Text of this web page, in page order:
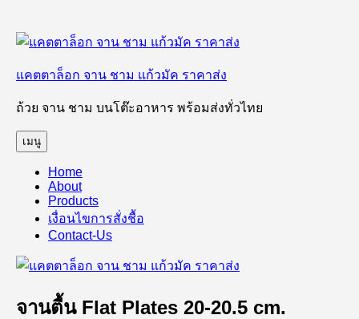
ข้าม
ยัง
บทความ
แคตตาล็อก จาน ชาม แก้วมัค ราคาส่ง
ถ้วย จาน ชาม บนโต๊ะอาหาร พร้อมส่งทั่วไทย
เมนู
Home
About
Products
เงื่อนไขการสั่งชื้อ
Contact-Us
จานตื้น Flat Plates 20-20.5 cm.